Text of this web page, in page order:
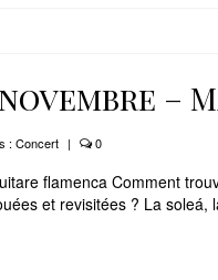
novembre –
: Concert | 0
flamenca Comment
et revisitées ? La